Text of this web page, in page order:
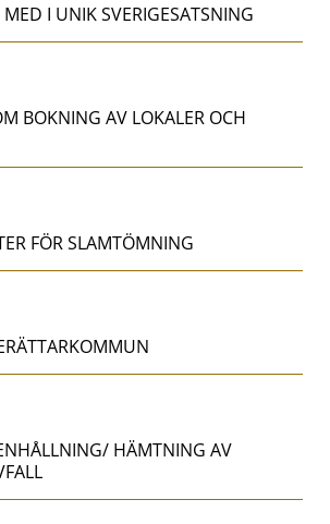
I UNIK SVERIGESATSNING
BOKNING AV LOKALER OCH
FÖR SLAMTÖMNING
HÄMTNING AV